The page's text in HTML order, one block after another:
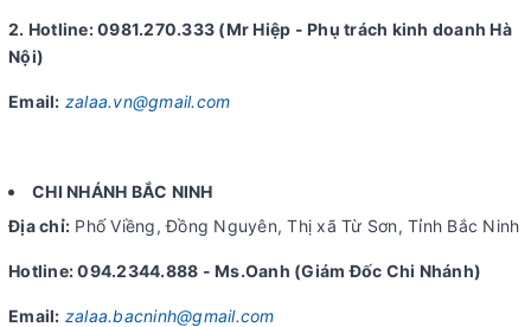
2. Hotline: 0981.270.333 (Mr Hiệp - Phụ trách kinh doanh Hà
Nội)
Email: zalaa.vn@gmail.com
CHI NHÁNH BẮC NINH
Địa chỉ: Phố Viềng, Đồng Nguyên, Thị xã Từ Sơn, Tỉnh Bắc Ninh
Hotline: 094.2344.888 - Ms.Oanh (Giám Đốc Chi Nhánh)
Email: zalaa.bacninh@gmail.com